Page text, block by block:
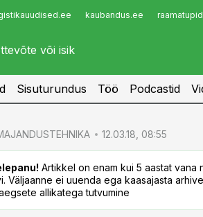
kaubandus.ee
Infopank
Sisuturundus Töö Podcastid
12.03.18, 08:55
Artikkel on enam kui 5 aastat
Väljaanne ei uuenda ega kaasajasta
allikatega tutvumine